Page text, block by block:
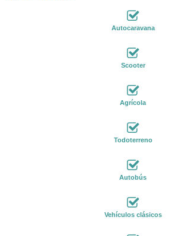
Autocaravana
Scooter
Agrícola
Todoterreno
Autobús
Vehículos clásicos